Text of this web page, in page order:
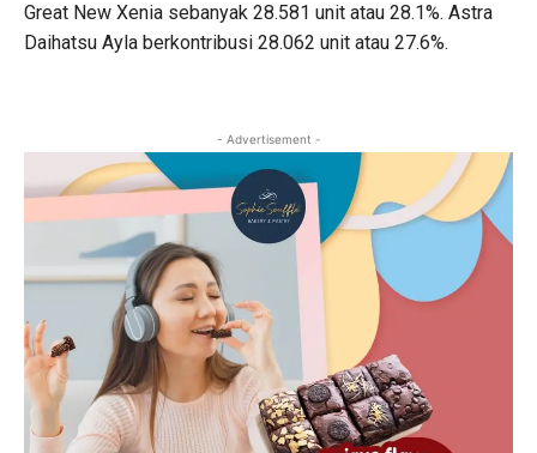
Great New Xenia sebanyak 28.581 unit atau 28.1%. Astra
Daihatsu Ayla berkontribusi 28.062 unit atau 27.6%.
- Advertisement -